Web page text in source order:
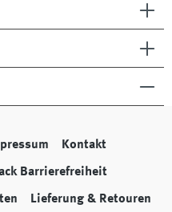
Kontakt
Barrierefreiheit
Lieferung & Retouren